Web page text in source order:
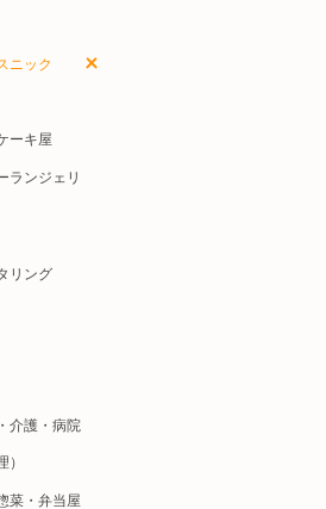
ニック
ーキ屋
ランジェリ
リング
介護・病院
菜・弁当屋